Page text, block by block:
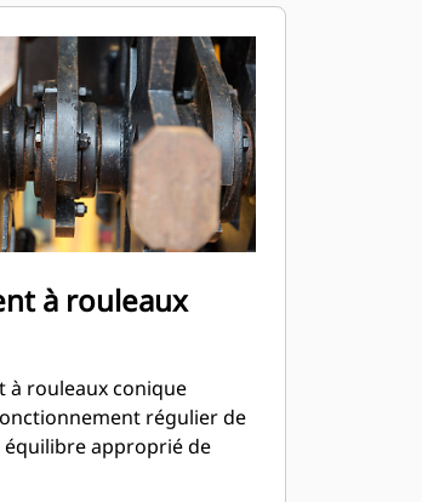
à rouleaux
à rouleaux conique
régulier de
équilibre approprié de